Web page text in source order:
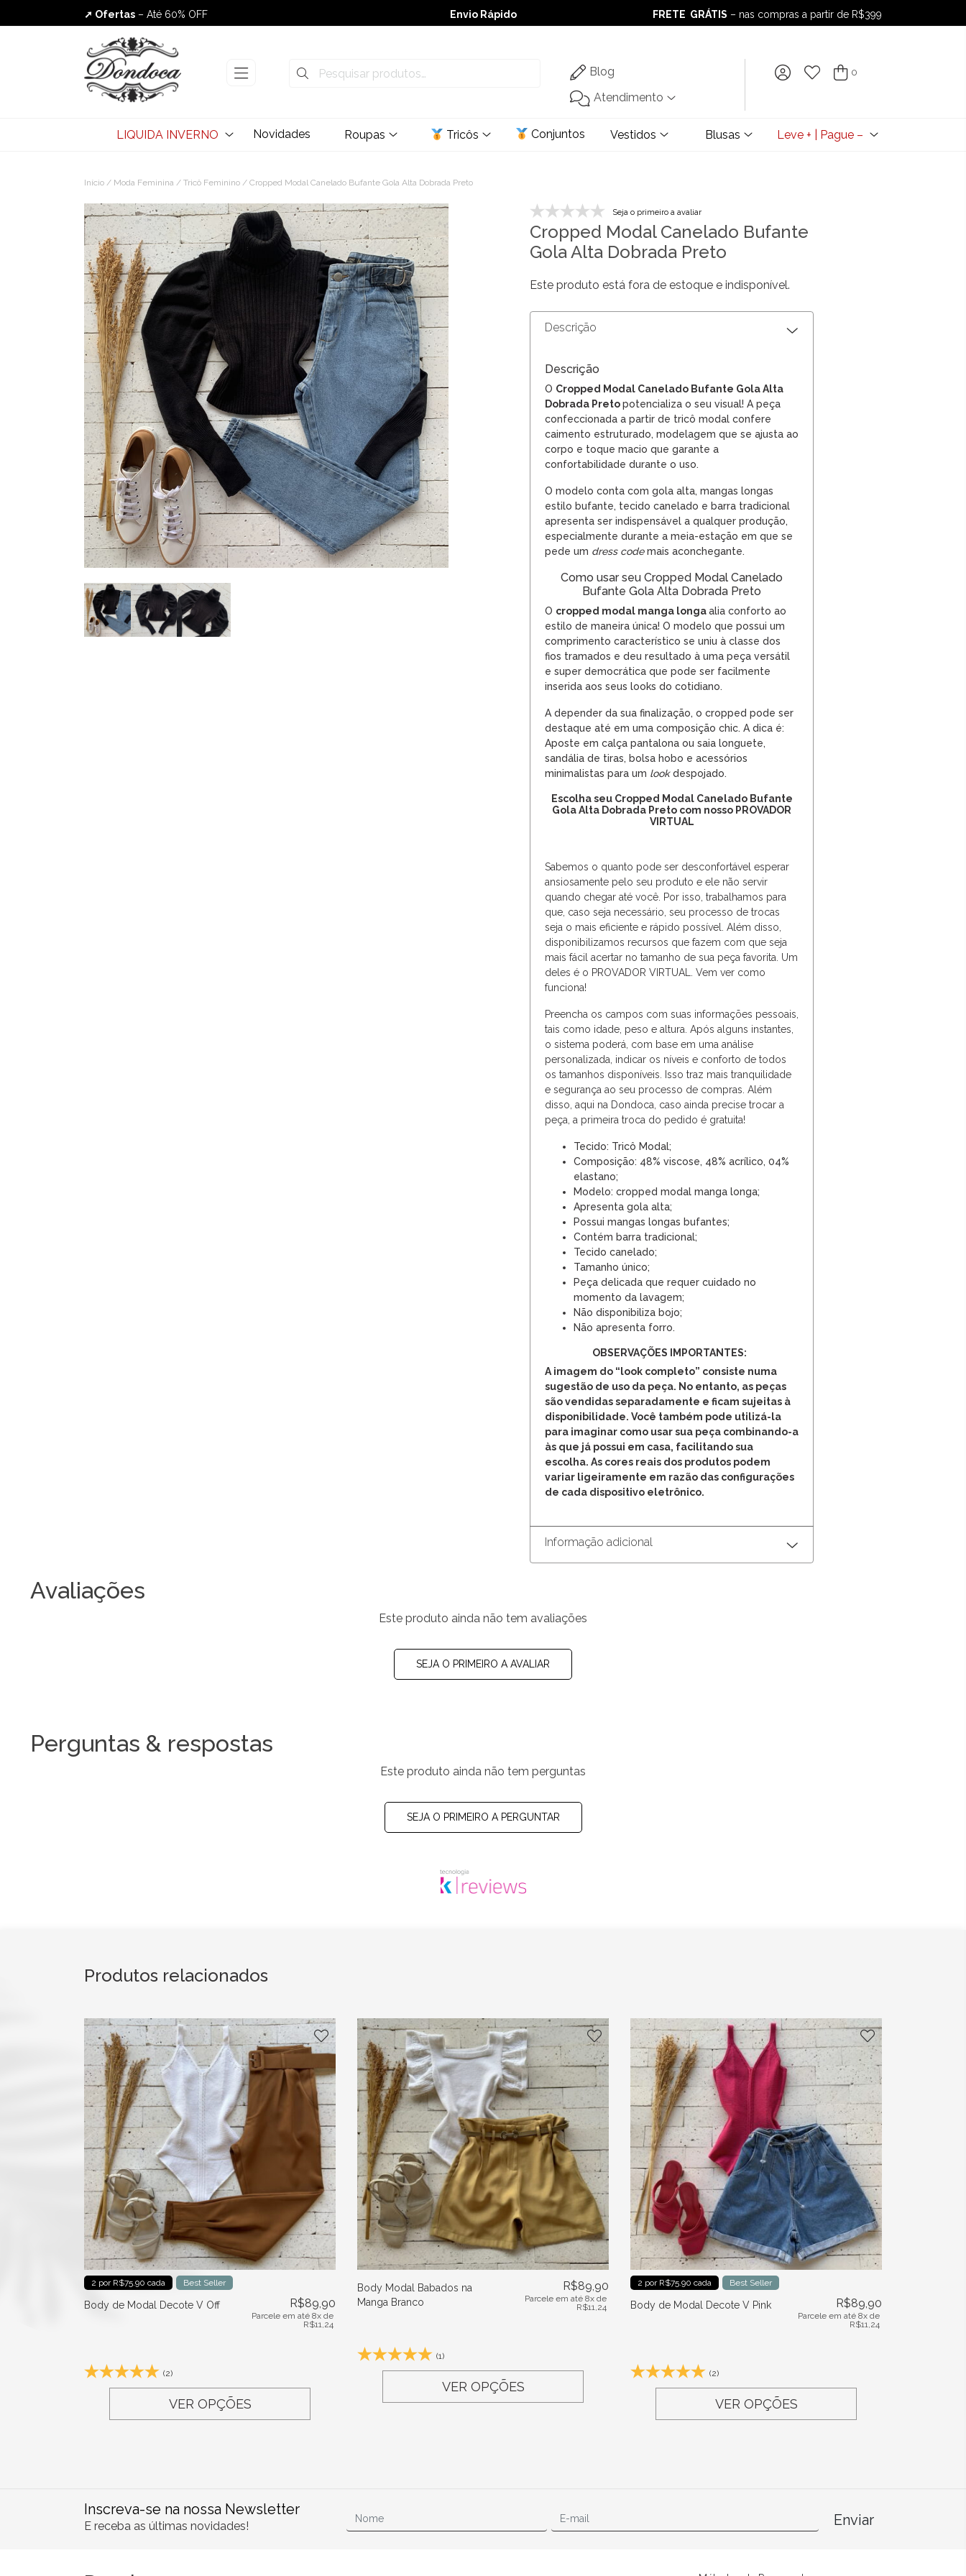
➚ Ofertas – Até 60% OFF
Envio Rápido
Envio Rápido
➚ Ofertas– Até 60% OFF
FRETE GRÁTIS – nas compras a partir de R$399
FRETE GRÁTIS– nas compras a partir de R$399
Blog
Atendimento
0
LIQUIDA INVERNO Novidades Roupas Tricôs Conjuntos Vestidos Blusas Leve + | Pague –
Início / Moda Feminina / Tricô Feminino / Cropped Modal Canelado Bufante Gola Alta Dobrada Preto
Seja o primeiro a avaliar
Cropped Modal Canelado Bufante
Gola Alta Dobrada Preto
Este produto está fora de estoque e indisponível.
Descrição
Descrição
O Cropped Modal Canelado Bufante Gola Alta
Dobrada Pretopotencializa o seu visual! A peça
confeccionada a partir de tricô modal confere
caimento estruturado, modelagem que se ajusta ao
corpo e toque macio que garante a
confortabilidade durante o uso.
O modelo conta com gola alta, mangas longas
estilo bufante, tecido canelado e barra tradicional
apresenta ser indispensável a qualquer produção,
especialmente durante a meia-estação em que se
pede um dress codemais aconchegante.
Como usar seu Cropped Modal Canelado
Bufante Gola Alta Dobrada Preto
O cropped modal manga longaalia conforto ao
estilo de maneira única! O modelo que possui um
comprimento característico se uniu à classe dos
fios tramados e deu resultado à uma peça versátil
e super democrática que pode ser facilmente
inserida aos seus looks do cotidiano.
A depender da sua finalização, o cropped pode ser
destaque até em uma composição chic. A dica é:
Aposte em calça pantalona ou saia longuete,
sandália de tiras, bolsa hobo e acessórios
minimalistas para um lookdespojado.
Escolha seu Cropped Modal Canelado Bufante
Gola Alta Dobrada Preto com nosso PROVADOR
VIRTUAL
Sabemos o quanto pode ser desconfortável esperar
ansiosamente pelo seu produto e ele não servir
quando chegar até você. Por isso, trabalhamos para
que, caso seja necessário, seu processo de trocas
seja o mais eficiente e rápido possível. Além disso,
disponibilizamos recursos que fazem com que seja
mais fácil acertar no tamanho de sua peça favorita. Um
deles é o PROVADOR VIRTUAL. Vem ver como
funciona!
Preencha os campos com suas informações pessoais,
tais como idade, peso e altura. Após alguns instantes,
o sistema poderá, com base em uma análise
personalizada, indicar os níveis e conforto de todos
os tamanhos disponíveis. Isso traz mais tranquilidade
e segurança ao seu processo de compras. Além
disso, aqui na Dondoca, caso ainda precise trocar a
peça, a primeira troca do pedido é gratuita!
Tecido: Tricô Modal;
Composição: 48% viscose, 48% acrílico, 04%
elastano;
Modelo: cropped modal manga longa;
Apresenta gola alta;
Possui mangas longas bufantes;
Contém barra tradicional;
Tecido canelado;
Tamanho único;
Peça delicada que requer cuidado no
momento da lavagem;
Não disponibiliza bojo;
Não apresenta forro.
OBSERVAÇÕES IMPORTANTES:
A imagem do “look completo” consiste numa
sugestão de uso da peça. No entanto, as peças
são vendidas separadamente e ficam sujeitas à
disponibilidade. Você também pode utilizá-la
para imaginar como usar sua peça combinando-a
às que já possui em casa, facilitando sua
escolha. As cores reais dos produtos podem
variar ligeiramente em razão das configurações
de cada dispositivo eletrônico.
Informação adicional
Avaliações
Este produto ainda não tem avaliações
SEJA O PRIMEIRO A AVALIAR
Perguntas & respostas
Este produto ainda não tem perguntas
SEJA O PRIMEIRO A PERGUNTAR
Produtos relacionados
2 por R$75.90 cada Best Seller
Body de Modal Decote V Off R$89,90
Parcele em até 8x de
R$11,24
(2)
VER OPÇÕES
Body Modal Babados na
Manga Branco
R$89,90
Parcele em até 8x de
R$11,24
(1)
VER OPÇÕES
2 por R$75.90 cada Best Seller
Body de Modal Decote V Pink R$89,90
Parcele em até 8x de
R$11,24
(2)
VER OPÇÕES
Inscreva-se na nossa Newsletter
E receba as últimas novidades! Enviar